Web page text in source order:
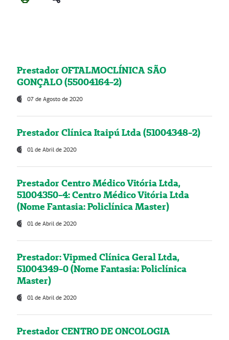
Prestador OFTALMOCLÍNICA SÃO
GONÇALO (55004164-2)
07 de Agosto de 2020
Prestador Clínica Itaipú Ltda (51004348-2)
01 de Abril de 2020
Prestador Centro Médico Vitória Ltda,
51004350-4: Centro Médico Vitória Ltda
(Nome Fantasia: Policlínica Master)
01 de Abril de 2020
Prestador: Vipmed Clínica Geral Ltda,
51004349-0 (Nome Fantasia: Policlínica
Master)
01 de Abril de 2020
Prestador CENTRO DE ONCOLOGIA